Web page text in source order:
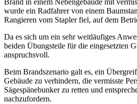
Brand in einem Nebengebäude mit
wurde ein Radfahrer von einem
Rangieren vom Stapler fiel, auf dem
Da es sich um ein sehr weitläufiges
beiden Übungsteile für die eingesetzten
anspruchsvoll.
Beim Brandszenario galt es, ein
Gebäude zu verhindern, die vermisste
Sägespänebunker zu retten und
nachzufordern.